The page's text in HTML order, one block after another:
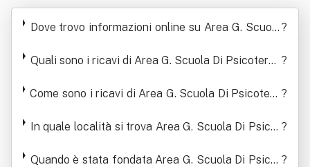
a Di Psicoterapia Ad Orientamento P
lti Srl
Dove trovo informazioni online su Area G. Scuola
Per Adolescenti Ed Adulti Srl
?
Quali sono i ricavi di Area G. Scuola Di Psicoterap
ti Ed Adulti Srl
?
Come sono i ricavi di Area G. Scuola Di Psicotera
nti Ed Adulti Srl negli ultimi anni
?
In quale località si trova Area G. Scuola Di Psicot
scenti Ed Adulti Srl
?
Quando è stata fondata Area G. Scuola Di Psicot ?